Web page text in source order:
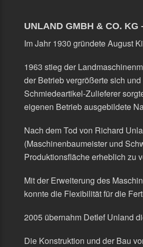
UNLAND GMBH & CO.
Im Jahr 1930 gründete August
1963 stieg der
der Betrieb vergrößerte sich
Schmiedeartikel-Zulieferer
eigenen Betrieb ausgebildete
Nach dem Tod von Richard
(Maschinenbaumeister und
Produktionsfläche erheblich zu
Mit der Erweiterung des
konnte die Flexibilität für die
2005 übernahm Detlef Unland
Die Konstruktion und der Bau